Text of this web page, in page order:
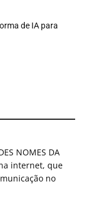
de IA para
NOMES DA
internet, que
no